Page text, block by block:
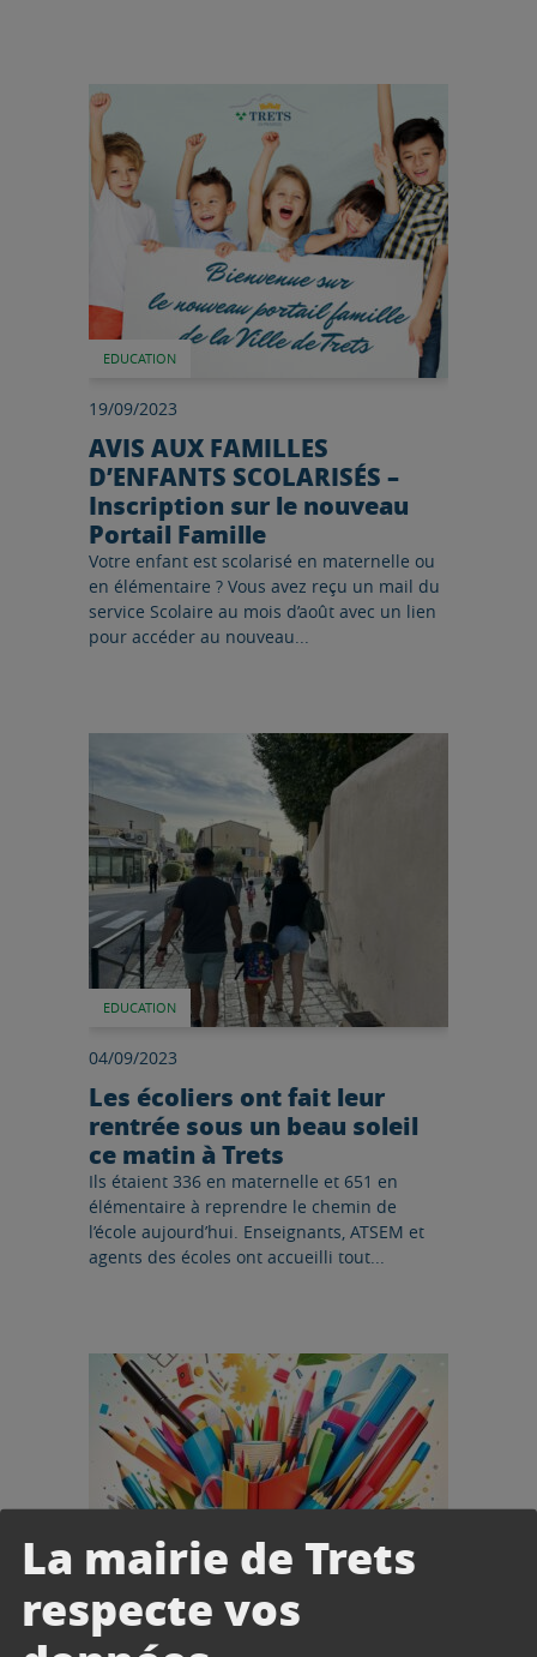
La mairie de Trets
respecte vos
EDUCATION
19/09/2023
AVIS AUX FAMILLES
D’ENFANTS SCOLARISÉS –
Inscription sur le nouveau
Portail Famille
Votre enfant est scolarisé en maternelle ou
en élémentaire ? Vous avez reçu un mail du
service Scolaire au mois d’août avec un lien
pour accéder au nouveau...
Lire l'article
EDUCATION
04/09/2023
Les écoliers ont fait leur
rentrée sous un beau soleil
ce matin à Trets
Ils étaient 336 en maternelle et 651 en
élémentaire à reprendre le chemin de
l’école aujourd’hui. Enseignants, ATSEM et
agents des écoles ont accueilli tout...
EDUCATION
Lire l'article